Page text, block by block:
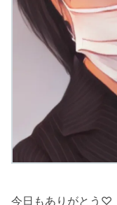
今日もありがとう♡